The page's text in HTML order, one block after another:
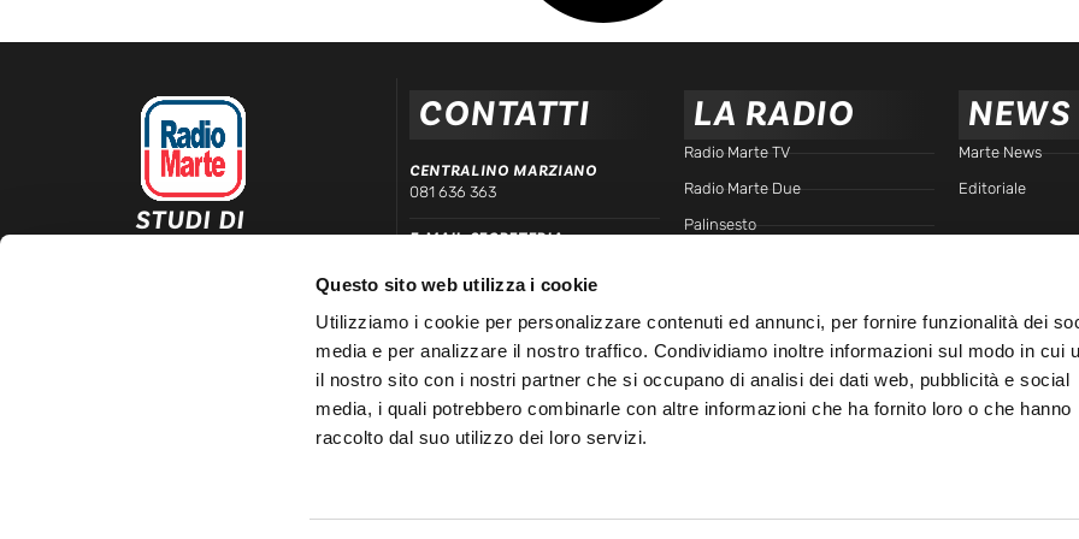
Questo sito web utilizza i cookie
Utilizziamo i cookie per personalizzare contenuti ed annunci, per fornire funzionalità dei
media e per analizzare il nostro traffico. Condividiamo inoltre informazioni sul modo in cui
il nostro sito con i nostri partner che si occupano di analisi dei dati web, pubblicità e social
media, i quali potrebbero combinarle con altre informazioni che ha fornito loro o che hanno
raccolto dal suo utilizzo dei loro servizi.
STUDI DI
Via Comunale Tavernola, 166/b
CONTATTI
CENTRALINO MARZIANO
081 636 363
E-MAIL SEGRETERIA
339 666 99 90
LINEA COMMERCIALE
LA RADIO
Radio Marte TV
Radio Marte Due
Palinsesto
Podcast - Brain Station
Podcast - Gente di Marte
Marte Replay
NEWS
Marte News
Editoriale